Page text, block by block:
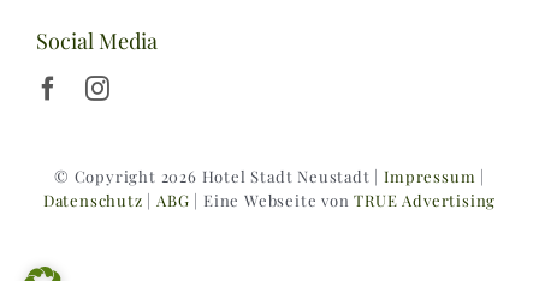
Social Media
© Copyright 2026 Hotel Stadt Neustadt | Impressum |
Datenschutz | ABG | Eine Webseite vonTRUE Advertising